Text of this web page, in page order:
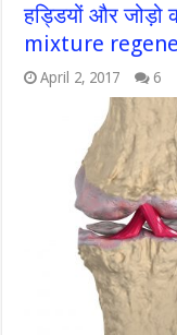
हड्डियों और जोड़ो
mixture
April 2, 2017 6